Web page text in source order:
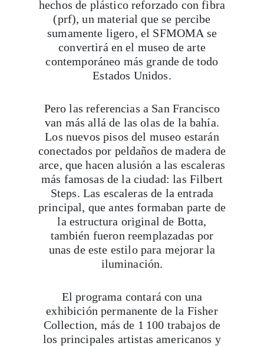
hechos de plástico reforzado con fibra
(prf), un material que se percibe
sumamente ligero, el SFMOMA se
convertirá en el museo de arte
contemporáneo más grande de todo
Estados Unidos.
Pero las referencias a San Francisco
van más allá de las olas de la bahía.
Los nuevos pisos del museo estarán
conectados por peldaños de madera de
arce, que hacen alusión a las escaleras
más famosas de la ciudad: las Filbert
Steps. Las escaleras de la entrada
principal, que antes formaban parte de
la estructura original de Botta,
también fueron reemplazadas por
unas de este estilo para mejorar la
iluminación.
El programa contará con una
exhibición permanente de la Fisher
Collection, más de 1 100 trabajos de
los principales artistas americanos y